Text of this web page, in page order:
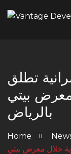
تطلق
بيتي
بالرياض
Home
خلال معرض بيتي